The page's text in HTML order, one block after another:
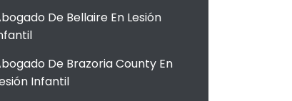
De Bellaire En Lesión
De Brazoria County En
Infantil